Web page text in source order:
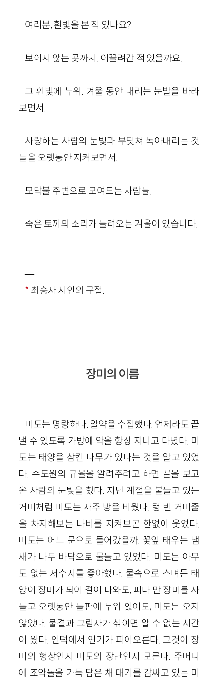
여러분, 흰빛을 본 적 있나요?
보이지 않는 곳까지. 이끌려간 적 있을까요.
그 흰빛에 누워. 겨울 동안 내리는 눈발을 바라
보면서.
사랑하는 사람의 눈빛과 부딪쳐 녹아내리는 것
들을 오랫동안 지켜보면서.
모닥불 주변으로 모여드는 사람들.
죽은 토끼의 소리가 들려오는 겨울이 있습니다.
—
* 최승자 시인의 구절.
장미의 이름
미도는 명랑하다. 알약을 수집했다. 언제라도 끝
낼 수 있도록 가방에 약을 항상 지니고 다녔다. 미
도는 태양을 삼킨 나무가 있다는 것을 알고 있었
다. 수도원의 규율을 알려주려고 하면 끝을 보고
온 사람의 눈빛을 했다. 지난 계절을 붙들고 있는
거미처럼 미도는 자주 방을 비웠다. 텅 빈 거미줄
을 차지해보는 나비를 지켜보곤 한없이 웃었다.
미도는 어느 문으로 들어갔을까. 꽃잎 태우는 냄
새가 나무 바닥으로 물들고 있었다. 미도는 아무
도 없는 저수지를 좋아했다. 물속으로 스며든 태
양이 장미가 되어 걸어 나와도, 피다 만 장미를 사
들고 오랫동안 들판에 누워 있어도, 미도는 오지
않았다. 물결과 그림자가 섞이면 알 수 없는 시간
이 왔다. 언덕에서 연기가 피어오른다. 그것이 장
미의 형상인지 미도의 장난인지 모른다. 주머니
에 조약돌을 가득 담은 채 대기를 감싸고 있는 미